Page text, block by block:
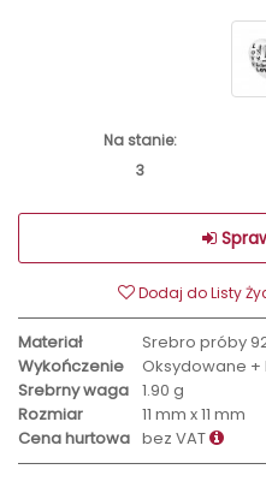
Na stanie:
3
Dodaj do Listy
Materiał
Srebro próby
Wykończenie
Oksydowane
Srebrny waga 1.90 g
Rozmiar
11 mm x 11 mm
Cena hurtowa bez VAT